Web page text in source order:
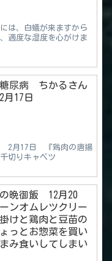
は、白蟻が来ますから
適度な湿度を心がけま
尿病 ちかるさん
17日
2月17日 『鶏肉の唐揚
切りキャベツ
晩御飯 12月20
ンオムレツクリー
けと鶏肉と豆苗の
っとお惣菜を買い
み食いしてしまい